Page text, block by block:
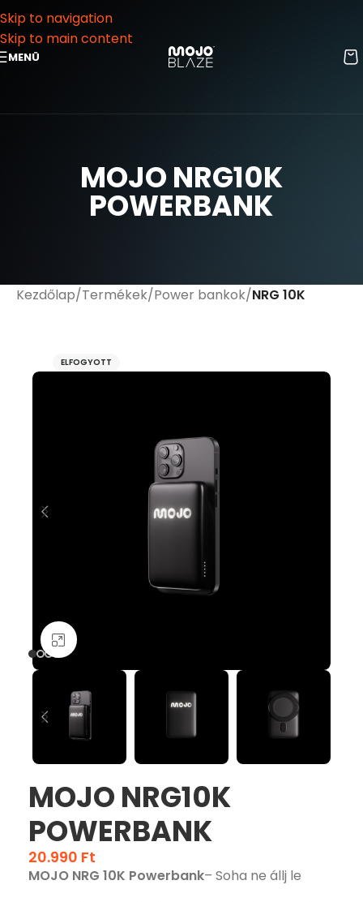
Skip to navigation
Skip to main content
MENÜ
MOJO NRG10K
POWERBANK
Kezdőlap Termékek Power bankok NRG 10K
ELFOGYOTT
Nagyításhoz kattints ide
MOJO NRG10K
POWERBANK
20.990 Ft
MOJO NRG 10K Powerbank– Soha ne állj le